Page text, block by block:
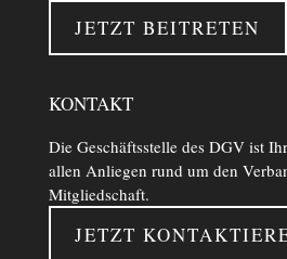
JETZT BEITRETEN
KONTAKT
Die Geschäftsstelle des DGV ist
allen Anliegen rund um den
Mitgliedschaft.
JETZT